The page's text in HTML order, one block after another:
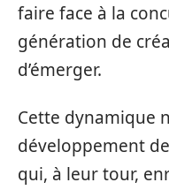
faire face à la
génération de
d’émerger.
Cette dynamique
développement
qui, à leur tour,